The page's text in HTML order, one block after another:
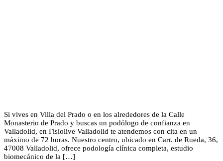
Si vives en Villa del Prado o en los alrededores de la Calle
Monasterio de Prado y buscas un podólogo de confianza en
Valladolid, en Fisiolive Valladolid te atendemos con cita en un
máximo de 72 horas. Nuestro centro, ubicado en Carr. de Rueda, 36,
47008 Valladolid, ofrece podología clínica completa, estudio
biomecánico de la […]